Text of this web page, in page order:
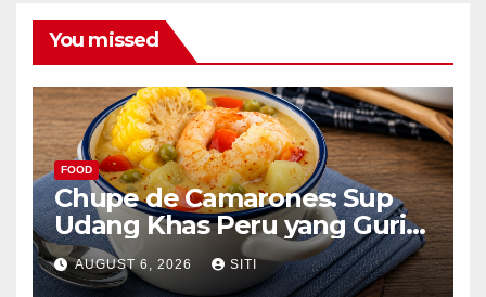
You missed
FOOD
Chupe de Camarones: Sup
Udang Khas Peru yang Gurih
Lezat
AUGUST 6, 2026 SITI